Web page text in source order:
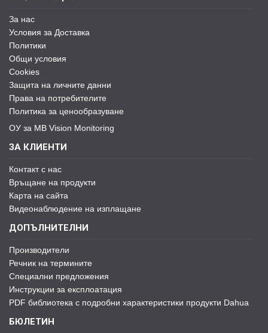
За нас
Условия за Доставка
Политики
Общи условия
Cookies
Защита на личните данни
Права на потребителите
Политика за ценообразуване
ОУ за MB Vision Monitoring
ЗА КЛИЕНТИ
Контакт с нас
Връщане на продукти
Карта на сайта
Видеонаблюдение на изплащане
ДОПЪЛНИТЕЛНИ
Производители
Речник на термините
Специални предложения
Инструкции за експлоатация
PDF библиотека с подробни характеристики продукти Dahua
БЮЛЕТИН